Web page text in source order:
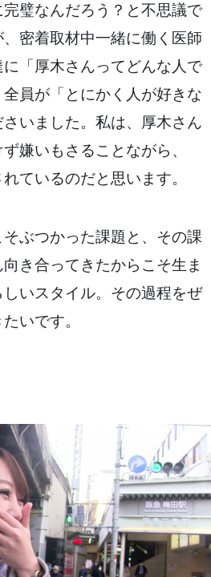
璧なんだろう？と不思議で
密着取材中一緒に働く医師
「厚木さんってどんな人で
員が「とにかく人が好きな
いました。私は、厚木さん
嫌いもさることながら、
ているのだと思います。
そぶつかった課題と、その課
き合ってきたからこそ生ま
いスタイル。その過程をぜ
いです。